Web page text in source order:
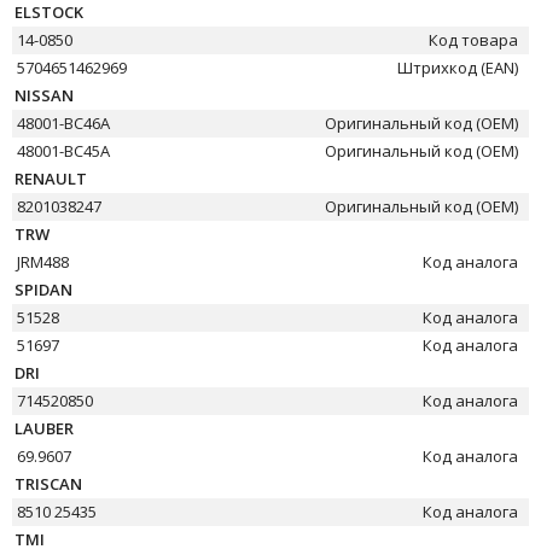
ELSTOCK
14-0850
Код товара
5704651462969
Штрихкод (EAN)
NISSAN
48001-BC46A
Оригинальный код (OEM)
48001-BC45A
Оригинальный код (OEM)
RENAULT
8201038247
Оригинальный код (OEM)
TRW
JRM488
Код аналога
SPIDAN
51528
Код аналога
51697
Код аналога
DRI
714520850
Код аналога
LAUBER
69.9607
Код аналога
TRISCAN
8510 25435
Код аналога
TMI